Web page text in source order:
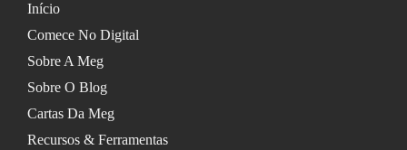
Início
Comece No Digital
Sobre A Meg
Sobre O Blog
Cartas Da Meg
Recursos & Ferramentas